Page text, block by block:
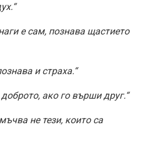
е сам, познава щастието
и страха.“
ако го върши друг.“
не тези, които са